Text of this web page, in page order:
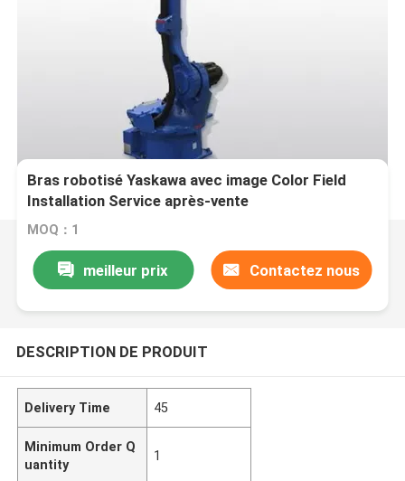
Bras robotisé Yaskawa avec image Color Field
Installation Service après-vente
MOQ：1
meilleur prix Contactez nous
DESCRIPTION DE PRODUIT
Delivery Time 45
Minimum Order Q
uantity
1